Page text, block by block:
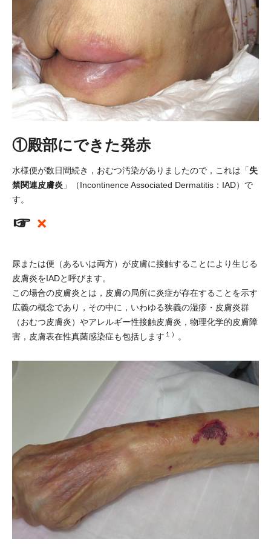
①殿部にできた発赤
水様便が数日間続き，おむつ汚染がありましたので，これは「失
禁関連皮膚炎 」（Incontinence Associated Dermatitis：IAD）で
す。
☞ ×
尿または便（あるいは両方）が皮膚に接触することにより生じる
皮膚炎をIADと呼びます。
この場合の皮膚炎とは，皮膚の局所に炎症が存在することを示す
広義の概念であり，その中に，いわゆる狭義の湿疹・皮膚炎群
（おむつ皮膚炎）やアレルギー性接触皮膚炎，物理化学的皮膚障
害，皮膚表在性真菌感染症も包括します １） 。